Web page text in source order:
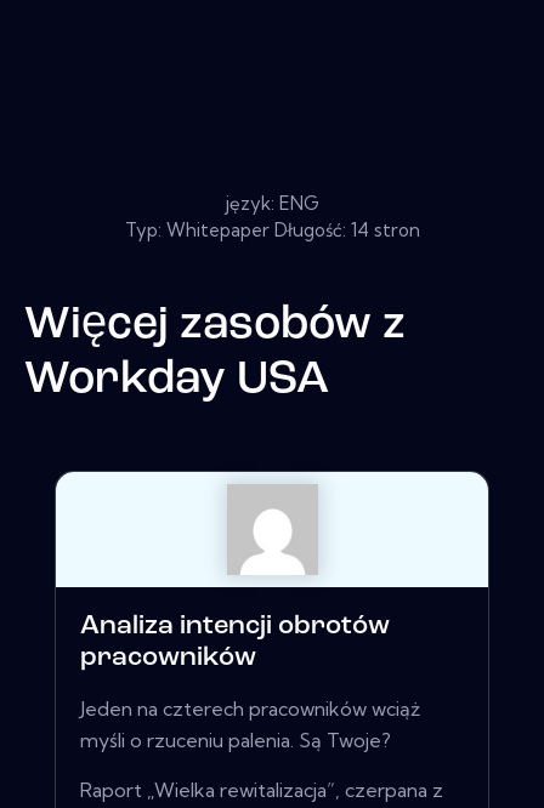
język: ENG
Typ: Whitepaper Długość: 14 stron
Więcej zasobów z
Workday USA
Analiza intencji obrotów
pracowników
Jeden na czterech pracowników wciąż
myśli o rzuceniu palenia. Są Twoje?
Raport „Wielka rewitalizacja”, czerpana z